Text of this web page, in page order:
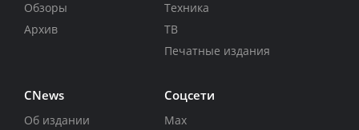
Обзоры
Архив
Техника
ТВ
Печатные издания
CNews
Об издании
Соцсети
Max